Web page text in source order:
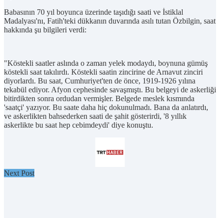
Babasının 70 yıl boyunca üzerinde taşıdığı saati ve İstiklal
Madalyası'nı, Fatih'teki dükkanın duvarında asılı tutan Özbilgin, saat
hakkında şu bilgileri verdi:
"Köstekli saatler aslında o zaman yelek modaydı, boynuna gümüş
köstekli saat takılırdı. Köstekli saatin zincirine de Arnavut zinciri
diyorlardı. Bu saat, Cumhuriyet'ten de önce, 1919-1926 yılına
tekabül ediyor. Afyon cephesinde savaşmıştı. Bu belgeyi de askerliği
bitirdikten sonra ordudan vermişler. Belgede meslek kısmında
'saatçi' yazıyor. Bu saate daha hiç dokunulmadı. Bana da anlatırdı,
ve askerlikten bahsederken saati de şahit gösterirdi, '8 yıllık
askerlikte bu saat hep cebimdeydi' diye konuştu.
Next Post